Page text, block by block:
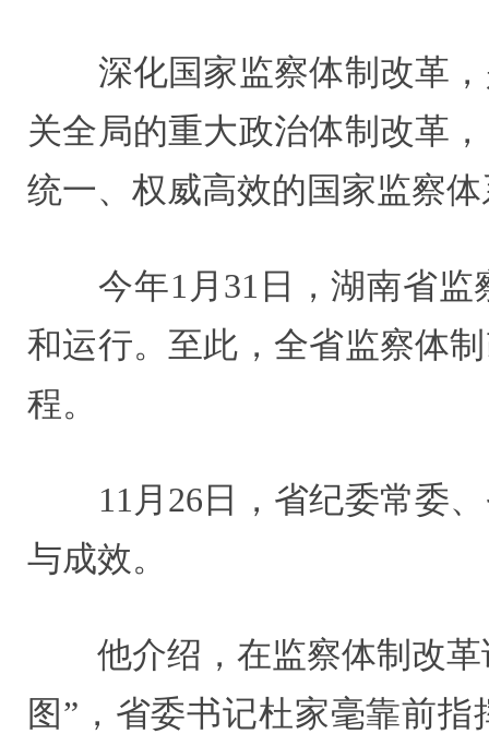
深化国家监察体制改革，
关全局的重大政治体制改革
统一、权威高效的国家监察
今年1月31日，湖南省监
和运行。至此，全省监察体
程。
11月26日，省纪委常委、
与成效。
他介绍，在监察体制改革
图”，省委书记杜家毫靠前